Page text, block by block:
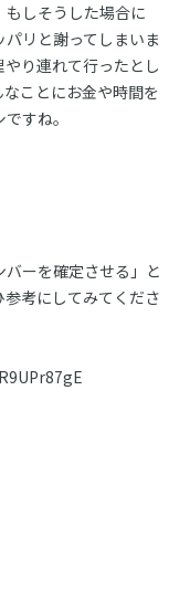
しそうした場合に
リと謝ってしまいま
り連れて行ったとし
ことにお金や時間を
すね。
ーを確定させる」と
考にしてみてくださ